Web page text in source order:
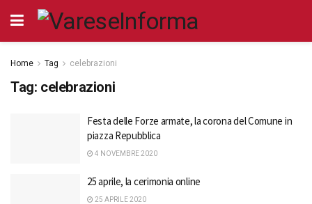
Home Tag celebrazioni
Tag: celebrazioni
Festa delle Forze armate, la corona del Comune in
piazza Repubblica
4 NOVEMBRE 2020
25 aprile, la cerimonia online
25 APRILE 2020